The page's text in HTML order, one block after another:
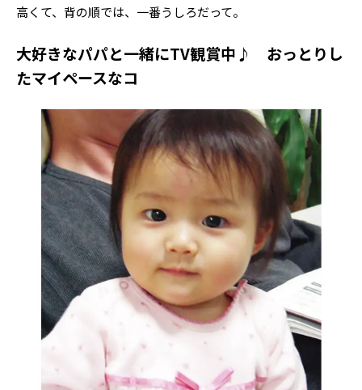
高くて、背の順では、一番うしろだって。
大好きなパパと一緒にTV観賞中♪ おっとりし
たマイペースなコ